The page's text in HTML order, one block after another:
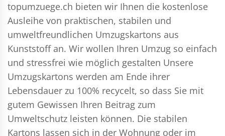
topumzuege.ch bieten wir Ihnen die kostenlose
Ausleihe von praktischen, stabilen und
umweltfreundlichen Umzugskartons aus
Kunststoff an. Wir wollen Ihren Umzug so einfach
und stressfrei wie möglich gestalten Unsere
Umzugskartons werden am Ende ihrer
Lebensdauer zu 100% recycelt, so dass Sie mit
gutem Gewissen Ihren Beitrag zum
Umweltschutz leisten können. Die stabilen
Kartons lassen sich in der Wohnung oder im